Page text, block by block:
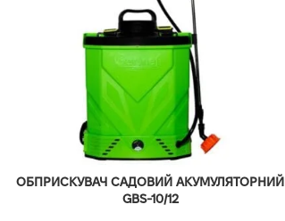
ОБПРИСКУВАЧ САДОВИЙ АКУМУЛЯТОРНИЙ
GBS-10/12